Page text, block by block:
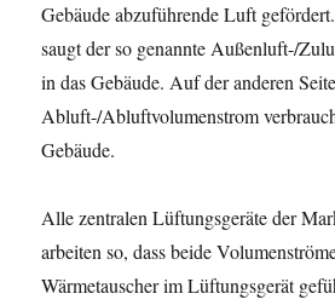
Gebäude abzuführende Luft
saugt der so genannte Außenluft-/
in das Gebäude. Auf der anderen
Abluft-/Abluftvolumenstrom
Gebäude.
Alle zentralen Lüftungsgeräte der
arbeiten so, dass beide
Wärmetauscher im Lüftungsgerät